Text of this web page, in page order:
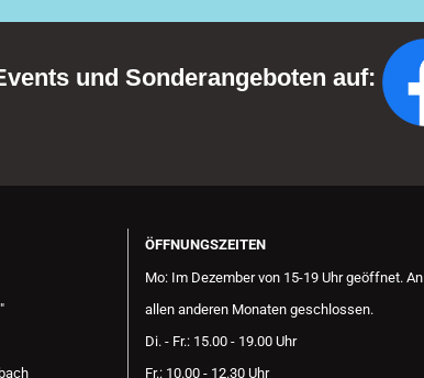
und Sonderangeboten auf:
ÖFFNUNGSZEITEN
Mo: Im Dezember von 15-19 Uhr geöffnet. An
allen anderen Monaten geschlossen.
Di. - Fr.: 15.00 - 19.00 Uhr
Fr.: 10.00 - 12.30 Uhr